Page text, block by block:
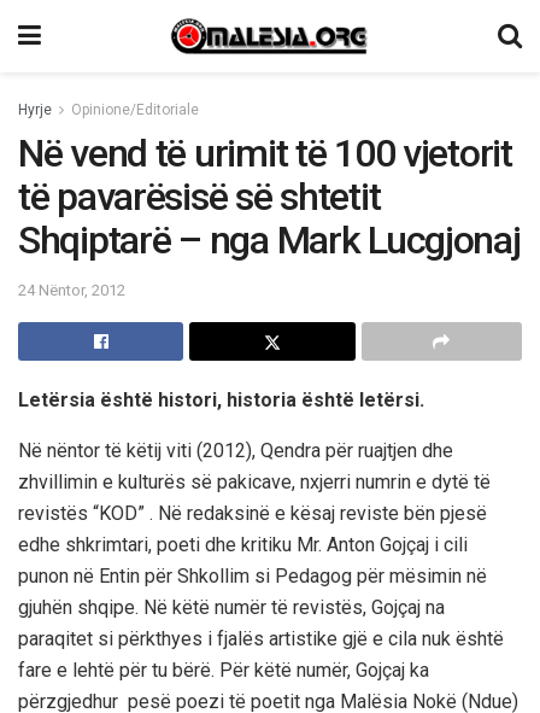
Hyrje Opinione/Editoriale
Në vend të urimit të 100 vjetorit
të pavarësisë së shtetit
Shqiptarë – nga Mark Lucgjonaj
24 Nëntor, 2012
Letërsia është histori, historia është letërsi.
Në nëntor të këtij viti (2012), Qendra për ruajtjen dhe
zhvillimin e kulturës së pakicave, nxjerri numrin e dytë të
revistës “KOD” . Në redaksinë e kësaj reviste bën pjesë
edhe shkrimtari, poeti dhe kritiku Mr. Anton Gojçaj i cili
punon në Entin për Shkollim si Pedagog për mësimin në
gjuhën shqipe. Në këtë numër të revistës, Gojçaj na
paraqitet si përkthyes i fjalës artistike gjë e cila nuk është
fare e lehtë për tu bërë. Për këtë numër, Gojçaj ka
përzgjedhur pesë poezi të poetit nga Malësia Nokë (Ndue)